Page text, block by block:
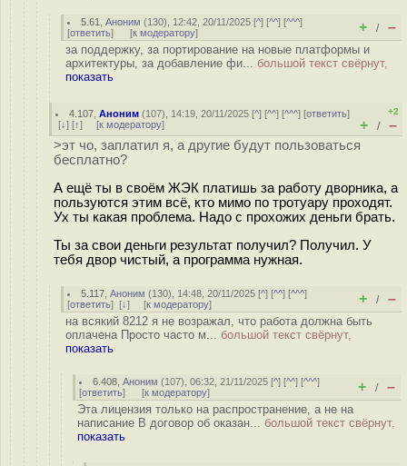
5.61 ,Аноним (130), 12:42, 20/11/2025 [^] [^^] [^^^]
[ответить] [к модератору] + / –
за поддержку, за портирование на новые платформы и
архитектуры, за добавление фи... большой текст свёрнут,
показать
4.107 ,Аноним (107), 14:19, 20/11/2025 [^] [^^] [^^^] [ответить]
[↓] [↑] [к модератору]
+2
+ / –
>эт чо, заплатил я, а другие будут пользоваться
бесплатно?
А ещё ты в своём ЖЭК платишь за работу дворника, а
пользуются этим всё, кто мимо по тротуару проходят.
Ух ты какая проблема. Надо с прохожих деньги брать.
Ты за свои деньги результат получил? Получил. У
тебя двор чистый, а программа нужная.
5.117 ,Аноним (130), 14:48, 20/11/2025 [^] [^^] [^^^]
[ответить] [↓] [к модератору] + / –
на всякий 8212 я не возражал, что работа должна быть
оплачена Просто часто м... большой текст свёрнут,
показать
6.408 ,Аноним (107), 06:32, 21/11/2025 [^] [^^] [^^^]
[ответить] [к модератору] + / –
Эта лицензия только на распространение, а не на
написание В договор об оказан... большой текст свёрнут,
показать